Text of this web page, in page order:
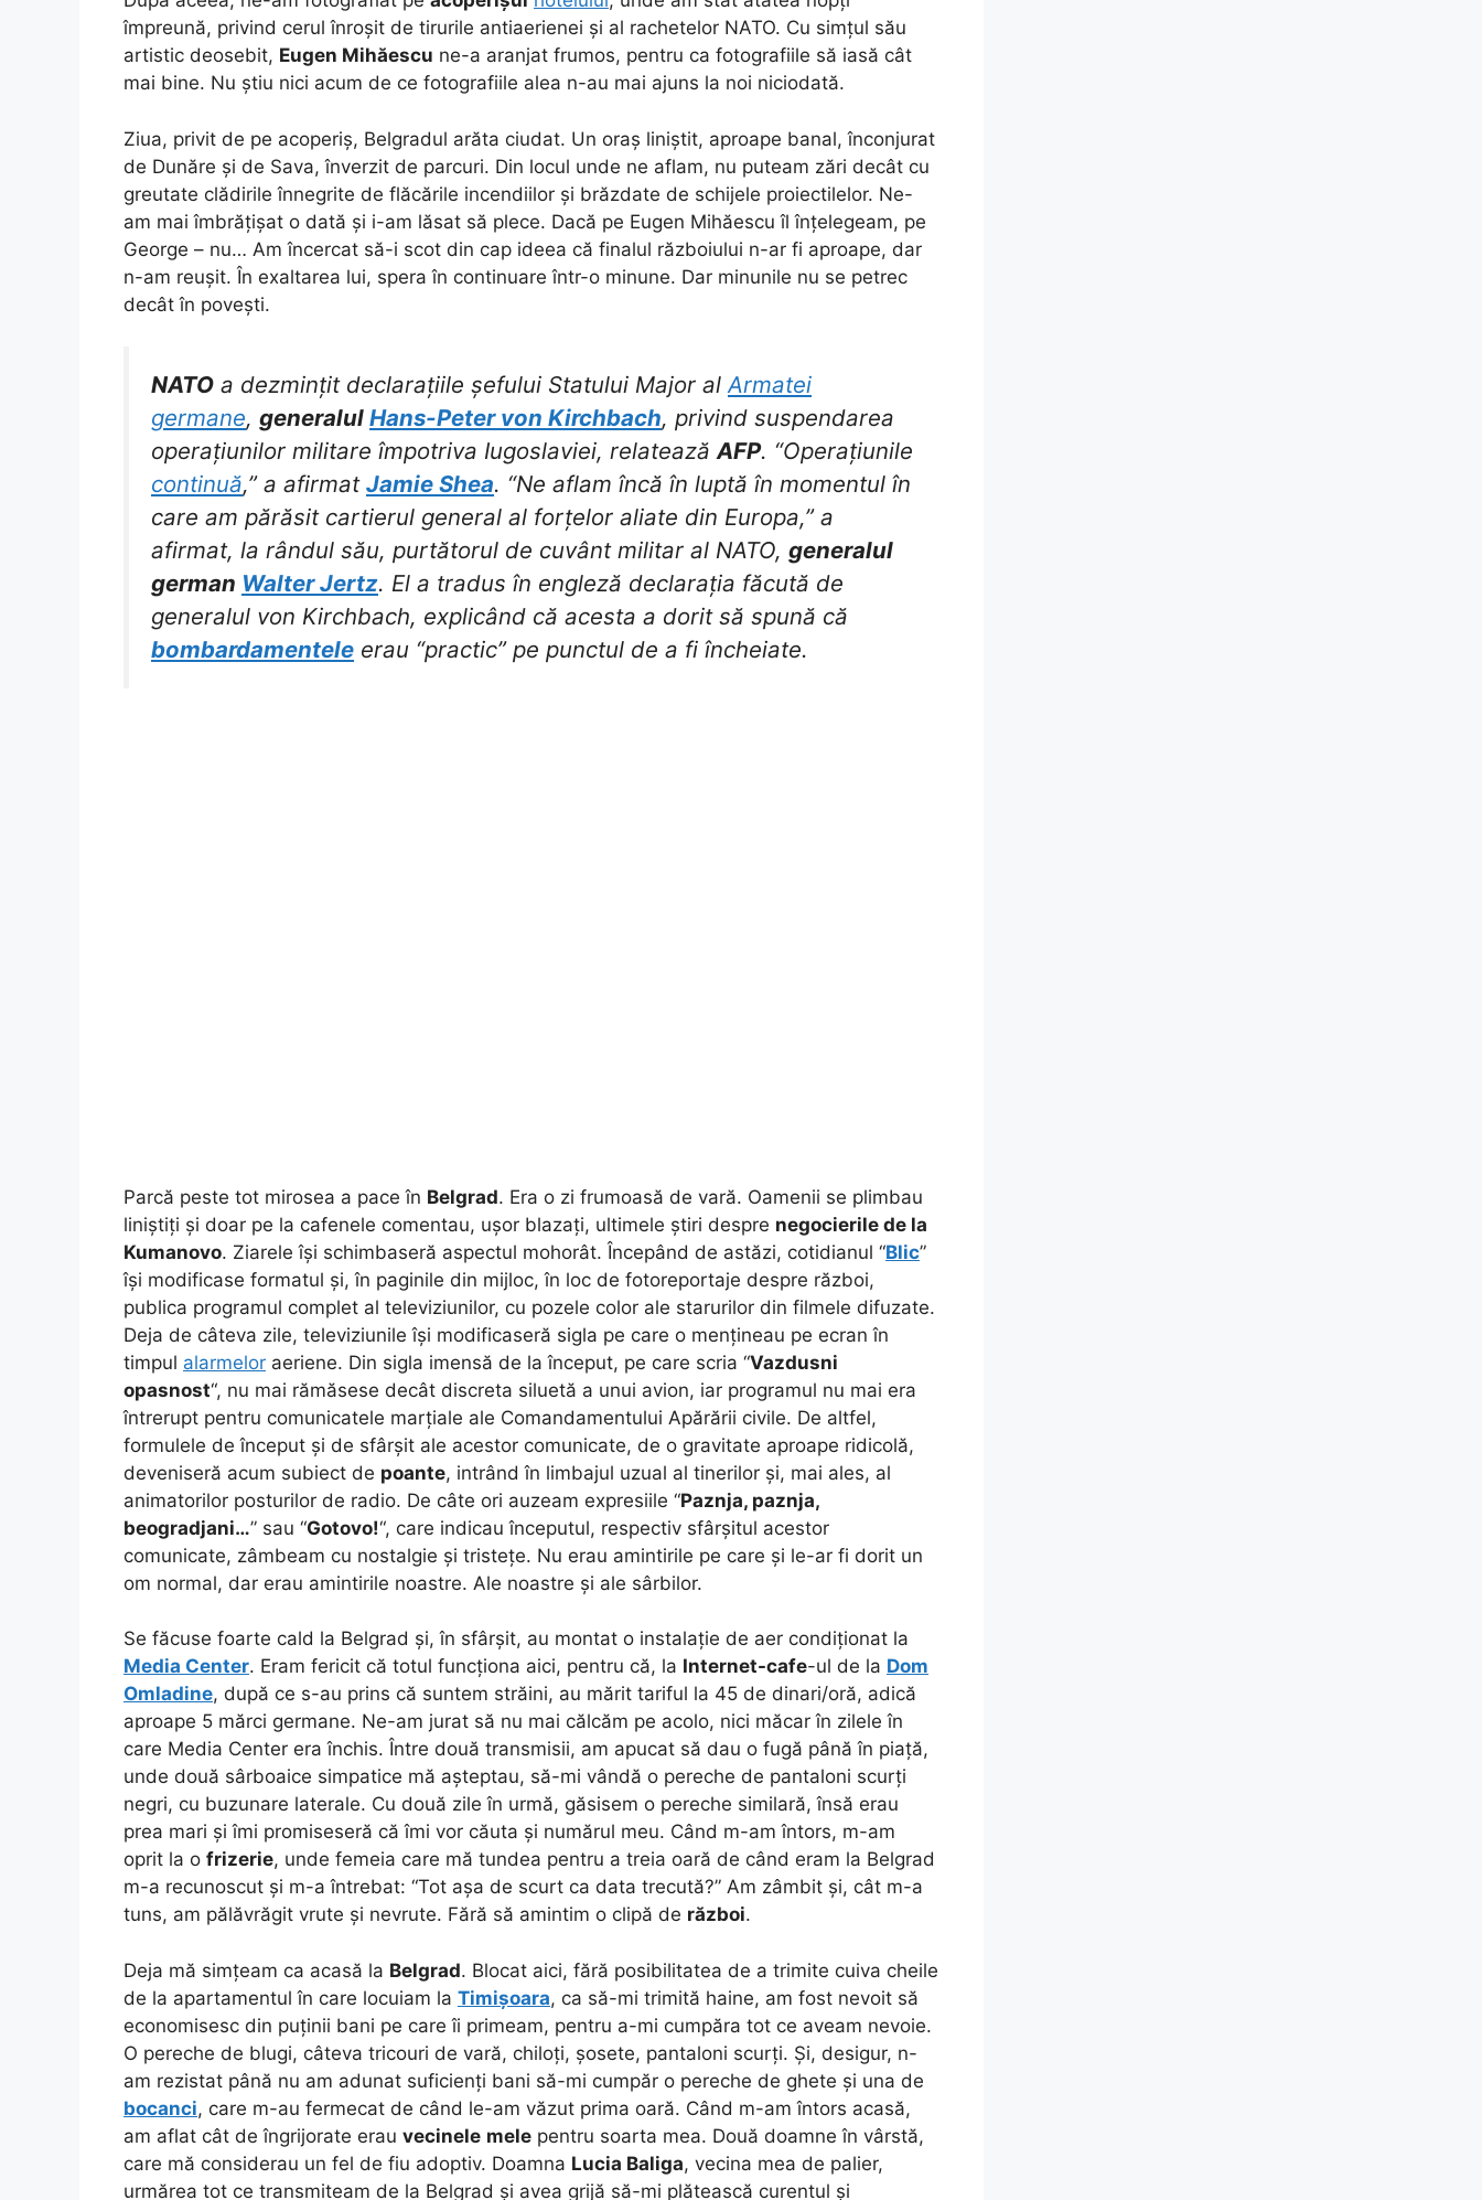
împreună, privind cerul înroșit de tirurile antiaerienei și al rachetelor NATO. Cu simțul său
artistic deosebit, Eugen Mihăescu ne-a aranjat frumos, pentru ca fotografiile să iasă cât
mai bine. Nu știu nici acum de ce fotografiile alea n-au mai ajuns la noi niciodată.
Ziua, privit de pe acoperiș, Belgradul arăta ciudat. Un oraș liniștit, aproape banal, înconjurat
de Dunăre și de Sava, înverzit de parcuri. Din locul unde ne aflam, nu puteam zări decât cu
greutate clădirile înnegrite de flăcările incendiilor și brăzdate de schijele proiectilelor. Ne-
am mai îmbrățișat o dată și i-am lăsat să plece. Dacă pe Eugen Mihăescu îl înțelegeam, pe
George – nu… Am încercat să-i scot din cap ideea că finalul războiului n-ar fi aproape, dar
n-am reușit. În exaltarea lui, spera în continuare într-o minune. Dar minunile nu se petrec
decât în povești.
NATO a dezmințit declarațiile șefului Statului Major alArmatei
germane, generalul Hans-Peter von Kirchbach, privind suspendarea
operațiunilor militare împotriva Iugoslaviei, relateazăAFP. “Operațiunile
continuă,” a afirmat Jamie Shea. “Ne aflam încă în luptă în momentul în
care am părăsit cartierul general al forțelor aliate din Europa,” a
afirmat, la rândul său, purtătorul de cuvânt militar al NATO, generalul
german Walter Jertz. El a tradus în engleză declarația făcută de
generalul von Kirchbach, explicând că acesta a dorit să spună că
bombardamentele erau “practic” pe punctul de a fi încheiate.
Parcă peste tot mirosea a pace în Belgrad. Era o zi frumoasă de vară. Oamenii se plimbau
liniștiți și doar pe la cafenele comentau, ușor blazați, ultimele știri despre negocierile de la
Kumanovo. Ziarele își schimbaseră aspectul mohorât. Începând de astăzi, cotidianul “Blic”
își modificase formatul și, în paginile din mijloc, în loc de fotoreportaje despre război,
publica programul complet al televiziunilor, cu pozele color ale starurilor din filmele difuzate.
Deja de câteva zile, televiziunile își modificaseră sigla pe care o mențineau pe ecran în
timpul alarmelor aeriene. Din sigla imensă de la început, pe care scria “Vazdusni
opasnost“, nu mai rămăsese decât discreta siluetă a unui avion, iar programul nu mai era
întrerupt pentru comunicatele marțiale ale Comandamentului Apărării civile. De altfel,
formulele de început și de sfârșit ale acestor comunicate, de o gravitate aproape ridicolă,
deveniseră acum subiect de poante, intrând în limbajul uzual al tinerilor și, mai ales, al
animatorilor posturilor de radio. De câte ori auzeam expresiile “Paznja, paznja,
beogradjani…” sau “Gotovo!“, care indicau începutul, respectiv sfârșitul acestor
comunicate, zâmbeam cu nostalgie și tristețe. Nu erau amintirile pe care și le-ar fi dorit un
om normal, dar erau amintirile noastre. Ale noastre și ale sârbilor.
Se făcuse foarte cald la Belgrad și, în sfârșit, au montat o instalație de aer condiționat la
Media Center. Eram fericit că totul funcționa aici, pentru că, la Internet-cafe-ul de la Dom
Omladine, după ce s-au prins că suntem străini, au mărit tariful la 45 de dinari/oră, adică
aproape 5 mărci germane. Ne-am jurat să nu mai călcăm pe acolo, nici măcar în zilele în
care Media Center era închis. Între două transmisii, am apucat să dau o fugă până în piață,
unde două sârboaice simpatice mă așteptau, să-mi vândă o pereche de pantaloni scurți
negri, cu buzunare laterale. Cu două zile în urmă, găsisem o pereche similară, însă erau
prea mari și îmi promiseseră că îmi vor căuta și numărul meu. Când m-am întors, m-am
oprit la o frizerie, unde femeia care mă tundea pentru a treia oară de când eram la Belgrad
m-a recunoscut și m-a întrebat: “Tot așa de scurt ca data trecută?” Am zâmbit și, cât m-a
tuns, am pălăvrăgit vrute și nevrute. Fără să amintim o clipă de război.
Deja mă simțeam ca acasă la Belgrad. Blocat aici, fără posibilitatea de a trimite cuiva cheile
de la apartamentul în care locuiam la Timișoara, ca să-mi trimită haine, am fost nevoit să
economisesc din puținii bani pe care îi primeam, pentru a-mi cumpăra tot ce aveam nevoie.
O pereche de blugi, câteva tricouri de vară, chiloți, șosete, pantaloni scurți. Și, desigur, n-
am rezistat până nu am adunat suficienți bani să-mi cumpăr o pereche de ghete și una de
bocanci, care m-au fermecat de când le-am văzut prima oară. Când m-am întors acasă,
am aflat cât de îngrijorate erau vecinele mele pentru soarta mea. Două doamne în vârstă,
care mă considerau un fel de fiu adoptiv. Doamna Lucia Baliga, vecina mea de palier,
urmărea tot ce transmiteam de la Belgrad și avea grijă să-mi plătească curentul și